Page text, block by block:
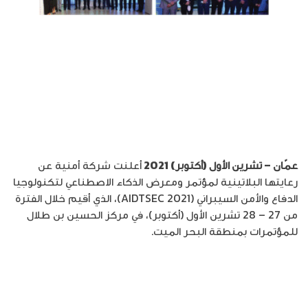
عمّان – تشرين الأول (أكتوبر) 2021
أعلنت شركة أمنية عن
رعايتها البلاتينية لمؤتمر ومعرض الذكاء الاصطناعي لتكنولوجيا
الدفاع والأمن السيبراني (AIDTSEC 2021)، الذي أقيم خلال الفترة
من 27 – 28 تشرين الأول (أكتوبر)، في مركز الحسين بن طلال
للمؤتمرات بمنطقة البحر الميت.